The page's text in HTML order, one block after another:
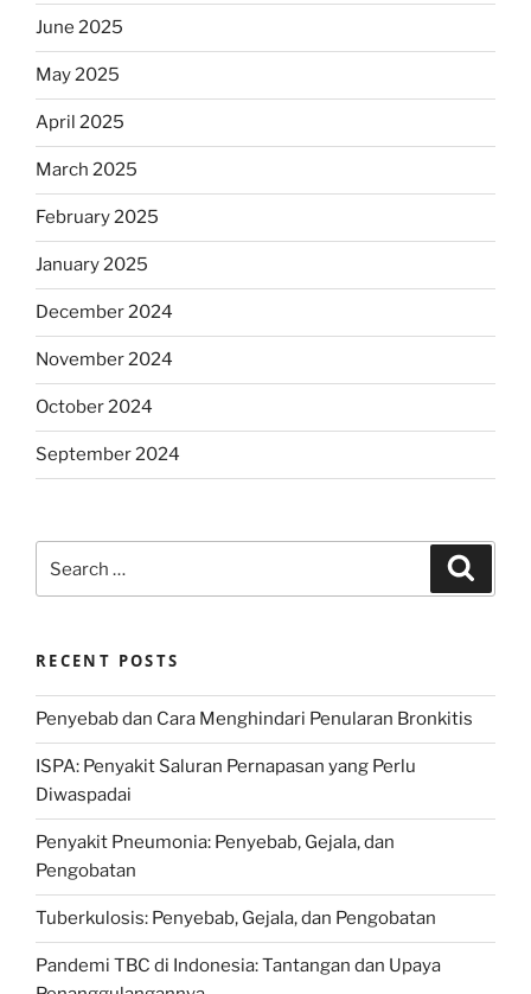
June 2025
May 2025
April 2025
March 2025
February 2025
January 2025
December 2024
November 2024
October 2024
September 2024
for:
RECENT POSTS
Penyebab dan Cara Menghindari Penularan Bronkitis
ISPA: Penyakit Saluran Pernapasan yang Perlu
Diwaspadai
Penyakit Pneumonia: Penyebab, Gejala, dan
Pengobatan
Tuberkulosis: Penyebab, Gejala, dan Pengobatan
Pandemi TBC di Indonesia: Tantangan dan Upaya